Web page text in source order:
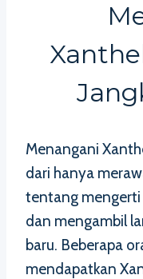
Menangani
dari hanya
tentang mengerti
dan mengambil
baru. Beberapa
mendapatkan